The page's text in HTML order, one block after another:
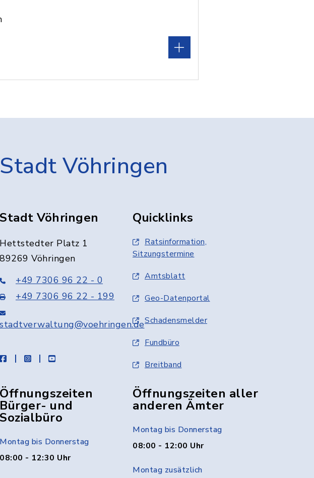
Stadt Vöhringen
Stadt Vöhringen
Hettstedter Platz 1
89269 Vöhringen
+49 7306 96 22 - 0
+49 7306 96 22 - 199
stadtverwaltung@voehringen.de
facebookinstagramyoutube
Quicklinks
Ratsinformation,
Sitzungstermine
Amtsblatt
Geo-Datenportal
Schadensmelder
Fundbüro
Breitband
Öffnungszeiten
Bürger- und
Sozialbüro
Montag bis Donnerstag
08:00 - 12:30 Uhr
Öffnungszeiten aller
anderen Ämter
Montag bis Donnerstag
08:00 - 12:00 Uhr
Montag zusätzlich